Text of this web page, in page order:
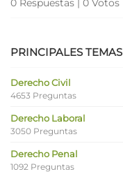
0 Respuestas | 0 Votos
PRINCIPALES TEMAS
Derecho Civil
4653 Preguntas
Derecho Laboral
3050 Preguntas
Derecho Penal
1092 Preguntas